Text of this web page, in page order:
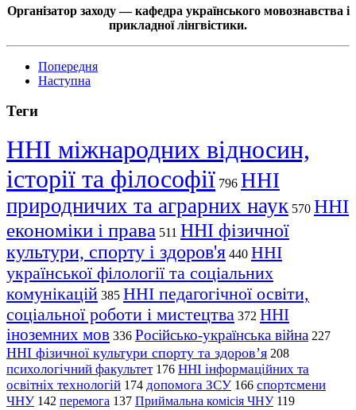
Організатор заходу — кафедра українського мовознавства і
прикладної лінгвістики.
Попередня
Наступна
Теги
ННІ міжнародних відносин,
історії та філософії 796 ННІ
природничих та аграрних наук 570 ННІ
економіки і права 511 ННІ фізичної
культури, спорту і здоров'я 440 ННІ
української філології та соціальних
комунікацій 385 ННІ педагогічної освіти,
соціальної роботи і мистецтва 372 ННІ
іноземних мов 336 Російсько-українська війна 227
ННІ фізичної культури спорту та здоров’я 208
психологічний факультет 176 ННІ інформаційних та
освітніх технологій 174 допомога ЗСУ 166 спортсмени
ЧНУ 142 перемога 137 Приймальна комісія ЧНУ 119